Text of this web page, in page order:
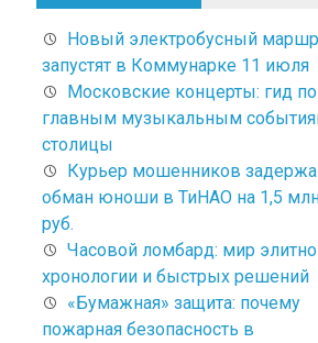
Новый электробусный
запустят в Коммунарке 11 июля
Московские концерты: гид по
главным музыкальным
столицы
Курьер мошенников
обман юноши в ТиНАО на 1,5
руб.
Часовой ломбард: мир
хронологии и быстрых решений
«Бумажная» защита: почему
пожарная безопасность в